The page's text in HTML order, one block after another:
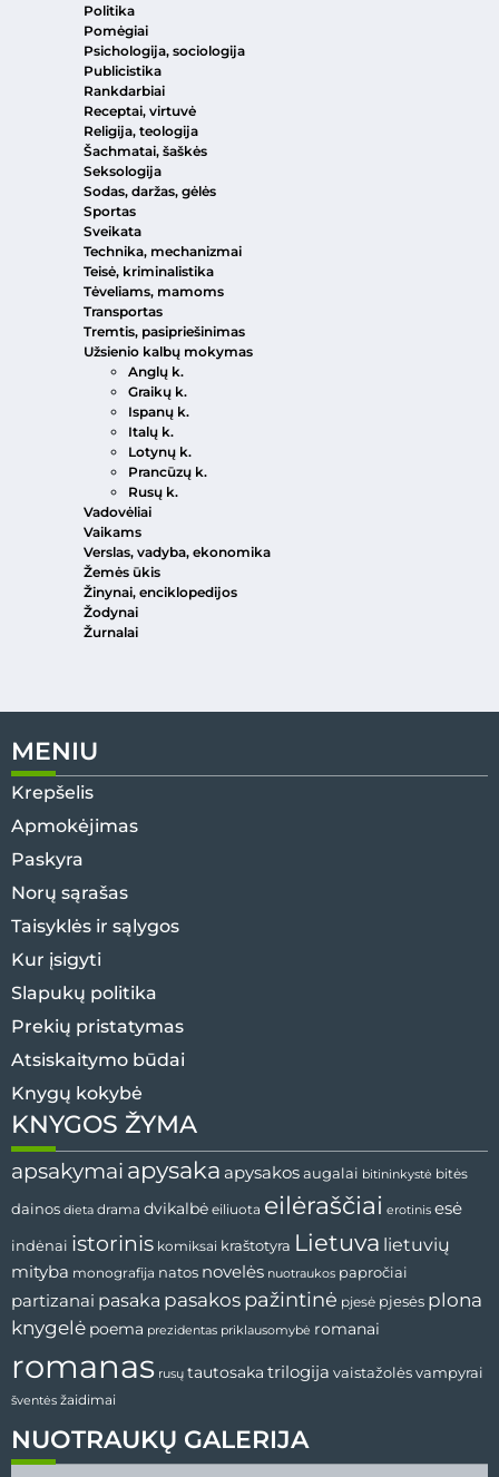
Politika
Pomėgiai
Psichologija, sociologija
Publicistika
Rankdarbiai
Receptai, virtuvė
Religija, teologija
Šachmatai, šaškės
Seksologija
Sodas, daržas, gėlės
Sportas
Sveikata
Technika, mechanizmai
Teisė, kriminalistika
Tėveliams, mamoms
Transportas
Tremtis, pasipriešinimas
Užsienio kalbų mokymas
Anglų k.
Graikų k.
Ispanų k.
Italų k.
Lotynų k.
Prancūzų k.
Rusų k.
Vadovėliai
Vaikams
Verslas, vadyba, ekonomika
Žemės ūkis
Žinynai, enciklopedijos
Žodynai
Žurnalai
MENIU
Krepšelis
Apmokėjimas
Paskyra
Norų sąrašas
Taisyklės ir sąlygos
Kur įsigyti
Slapukų politika
Prekių pristatymas
Atsiskaitymo būdai
Knygų kokybė
NUOTRAUKŲ GALERIJA
KNYGOS ŽYMA
apsakymai apysaka apysakos augalai bitininkystė bitės
dainos dieta drama dvikalbė eiliuota eilėraščiai erotinis esė
indėnai istorinis komiksai kraštotyra Lietuva lietuvių
mityba monografija natos novelės nuotraukos papročiai
partizanai pasaka pasakos pažintinė pjesė pjesės plona
knygelė poema prezidentas priklausomybė romanai
romanas rusų tautosaka trilogija vaistažolėsvampyrai
šventės žaidimai